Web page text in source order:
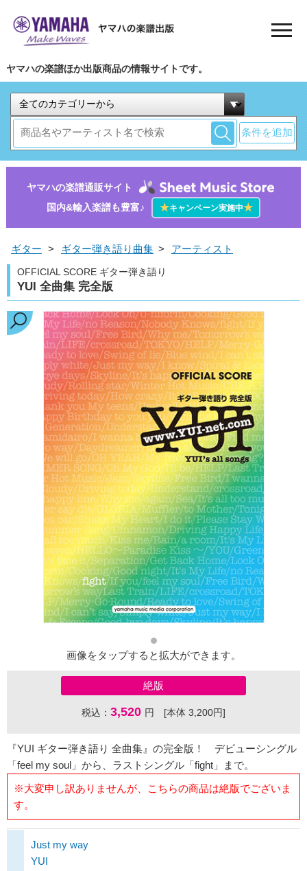
ヤマハの楽譜ほか出版商品の情報サイトです。
条件を追加
ヤマハの楽譜通販サイト
国内&輸入楽譜も豊富♪
★キャンペーン実施中★
ギター > ギター弾き語り曲集 > アーティスト
OFFICIAL SCORE ギター弾き語り
YUI 全曲集 完全版
画像をタップすると拡大ができます。
絶版
税込： 3,520 円 [本体 3,200円]
『YUI ギター弾き語り 全曲集』の完全版！ デビューシングル
「feel my soul」から、ラストシングル「fight」まで。
※大変申し訳ありませんが、こちらの商品は絶版でございま
す。
Just my way
YUI